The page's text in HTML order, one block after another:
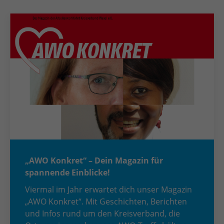
„AWO Konkret“ – Dein Magazin für
spannende Einblicke!
Viermal im Jahr erwartet dich unser Magazin
„AWO Konkret“. Mit Geschichten, Berichten
und Infos rund um den Kreisverband, die